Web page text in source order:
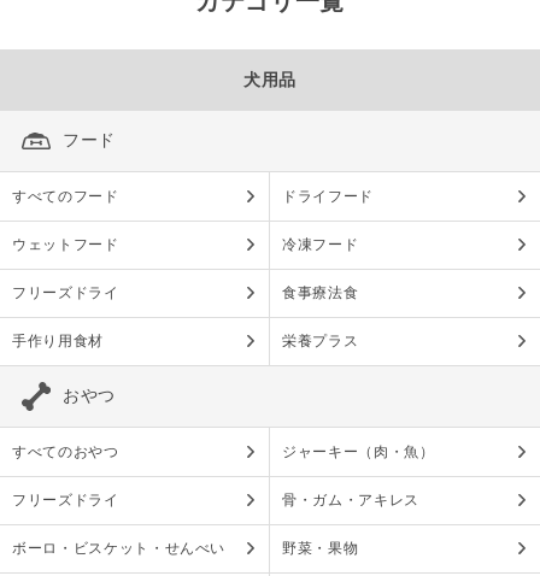
犬用品
フード
すべてのフード ドライフード
ウェットフード 冷凍フード
フリーズドライ 食事療法食
手作り用食材 栄養プラス
おやつ
すべてのおやつ ジャーキー（肉・魚）
フリーズドライ 骨・ガム・アキレス
ボーロ・ビスケット・せんべい 野菜・果物